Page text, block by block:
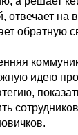
отвечает на
обратную
идею